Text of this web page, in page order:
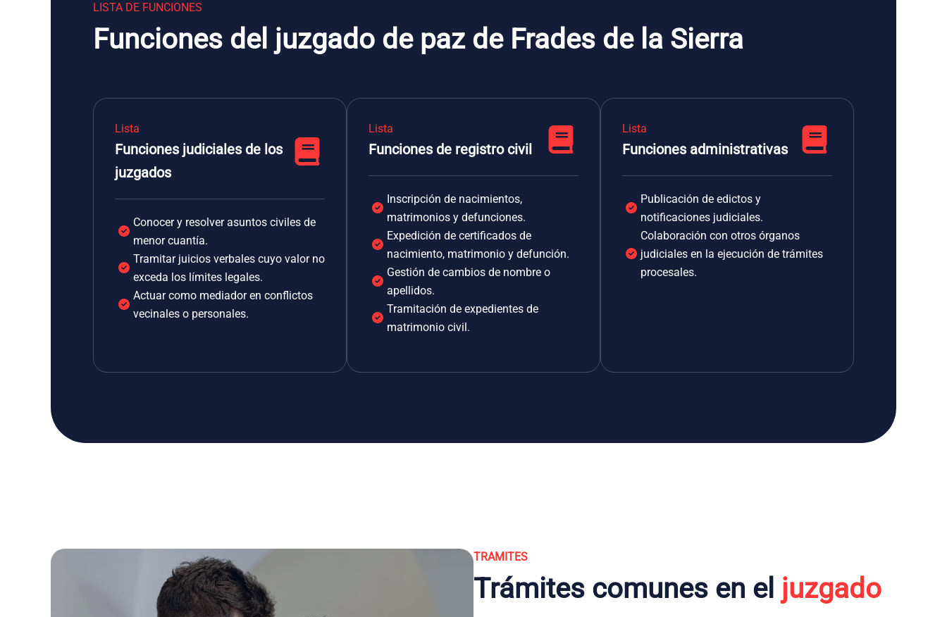
LISTA DE FUNCIONES
Funciones del juzgado de paz de Frades de la Sierra
Lista
Funciones judiciales de los
juzgados
Conocer y resolver asuntos civiles de
menor cuantía.
Tramitar juicios verbales cuyo valor no
exceda los límites legales.
Actuar como mediador en conflictos
vecinales o personales.
Lista
Funciones de registro civil
Inscripción de nacimientos,
matrimonios y defunciones.
Expedición de certificados de
nacimiento, matrimonio y defunción.
Gestión de cambios de nombre o
apellidos.
Tramitación de expedientes de
matrimonio civil.
Lista
Funciones administrativas
Publicación de edictos y
notificaciones judiciales.
Colaboración con otros órganos
judiciales en la ejecución de trámites
procesales.
TRAMITES
Trámites comunes en el juzgado